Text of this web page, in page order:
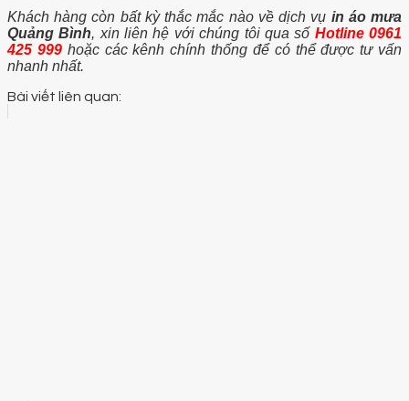
Khách hàng còn bất kỳ thắc mắc nào về dịch vụ in áo mưa
Quảng Bình, xin liên hệ với chúng tôi qua số Hotline 0961
425 999hoặc các kênh chính thống để có thể được tư vấn
nhanh nhất.
Bài viết liên quan: